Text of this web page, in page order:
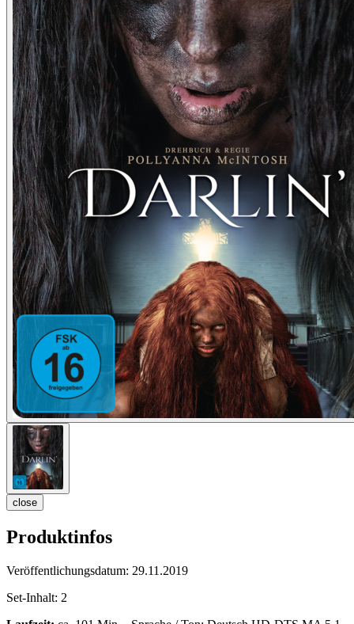
close
Produktinfos
Veröffentlichungsdatum: 29.11.2019
Set-Inhalt: 2